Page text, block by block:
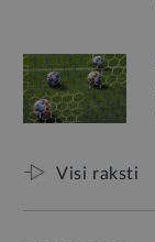
Visi raksti